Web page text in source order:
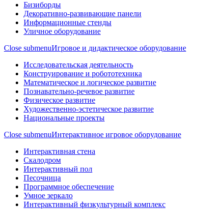
Бизиборды
Декоративно-развивающие панели
Информационные стенды
Уличное оборудование
Close submenuИгровое и дидактическое оборудование
Исследовательская деятельность
Конструирование и робототехника
Математическое и логическое развитие
Познавательно-речевое развитие
Физическое развитие
Художественно-эстетическое развитие
Национальные проекты
Close submenuИнтерактивное игровое оборудование
Интерактивная стена
Скалодром
Интерактивный пол
Песочница
Программное обеспечение
Умное зеркало
Интерактивный физкультурный комплекс